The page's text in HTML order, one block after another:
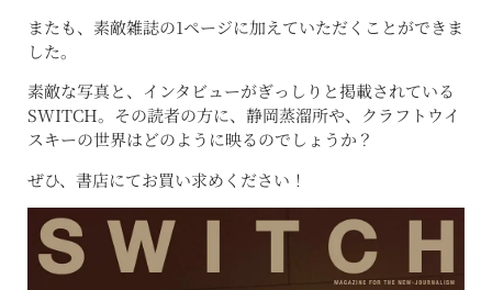
またも、素敵雑誌の1ページに加えていただくことができま
した。
素敵な写真と、インタビューがぎっしりと掲載されている
SWITCH。その読者の方に、静岡蒸溜所や、クラフトウイ
スキーの世界はどのように映るのでしょうか？
ぜひ、書店にてお買い求めください！